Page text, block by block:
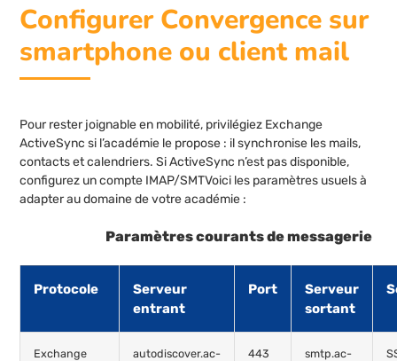
Configurer Convergence sur
smartphone ou client mail
Pour rester joignable en mobilité, privilégiez Exchange
ActiveSync si l’académie le propose : il synchronise les mails,
contacts et calendriers. Si ActiveSync n’est pas disponible,
configurez un compte IMAP/SMTVoici les paramètres usuels à
adapter au domaine de votre académie :
Paramètres courants de messagerie
Protocole
Serveur
entrant
Port
Serveur
sortant
Exchange
autodiscover.ac-
443
smtp.ac-